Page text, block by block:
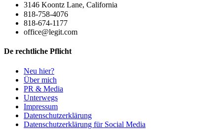
3146 Koontz Lane, California
818-758-4076
818-674-1177
office@legit.com
De rechtliche Pflicht
Neu hier?
Über mich
PR & Media
Unterwegs
Impressum
Datenschutzerklärung
Datenschutzerklärung für Social Media